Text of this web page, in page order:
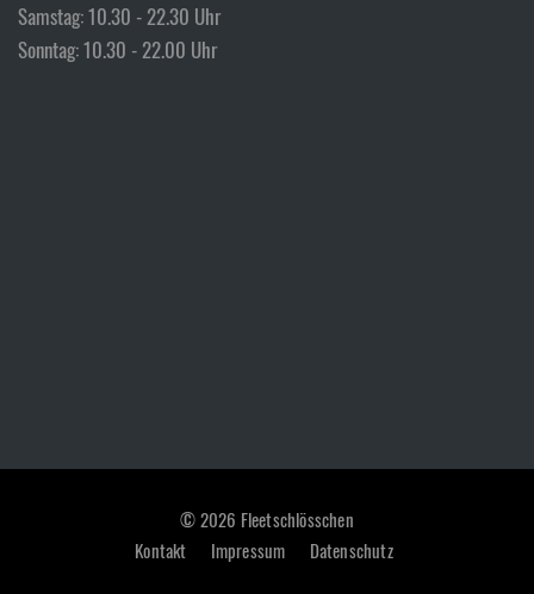
Samstag: 10.30 - 22.30 Uhr
Sonntag: 10.30 - 22.00 Uhr
© 2026 Fleetschlösschen
Kontakt
Impressum Datenschutz